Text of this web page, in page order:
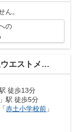
ん。
の
ストメゾン
徒歩13分
」駅 徒歩5分
「赤土小学校前 」